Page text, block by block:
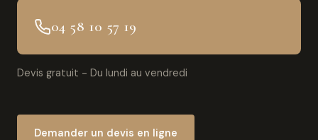
04 58 10 57 19
Devis gratuit - Du lundi au vendredi
Demander un devis en ligne